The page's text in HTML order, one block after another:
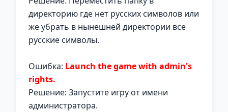
директорию где нет русских символов или
же убрать в нынешней директории все
русские символы.
Ошибка: Launch the game with admin's
rights.
Решение: Запустите игру от имени
администратора.